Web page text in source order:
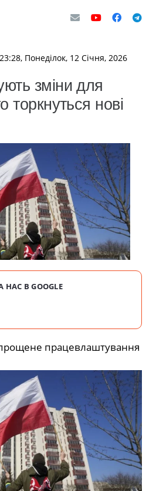
23:28, Понеділок, 12 Січня, 2026
зміни для
торкнуться нові
В GOOGLE
працевлаштування